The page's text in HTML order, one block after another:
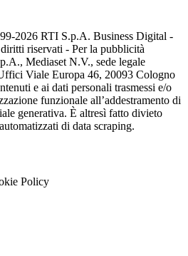
2026 RTI S.p.A. Business Digital -
riservati - Per la pubblicità
Mediaset N.V., sede legale
Viale Europa 46, 20093 Cologno
e ai dati personali trasmessi e/o
funzionale all’addestramento di
generativa. È altresì fatto divieto
di data scraping.
Policy